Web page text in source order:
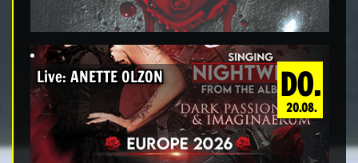
DO.
20.08.
Live: ANETTE OLZON